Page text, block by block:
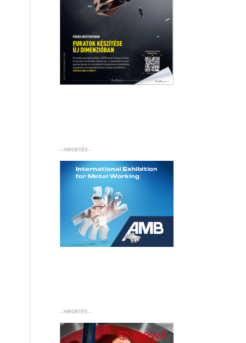
– HIRDETÉS –
– HIRDETÉS –